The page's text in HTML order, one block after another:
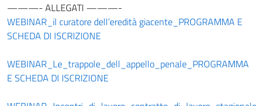
———- ALLEGATI ———-
WEBINAR_il curatore dell’eredità giacente_PROGRAMMA E
SCHEDA DI ISCRIZIONE
WEBINAR_Le_trappole_dell_appello_penale_PROGRAMMA
E SCHEDA DI ISCRIZIONE